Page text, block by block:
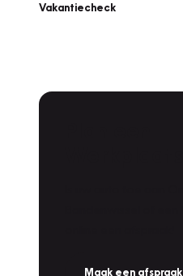
Vakantiecheck
Maak een afspraak